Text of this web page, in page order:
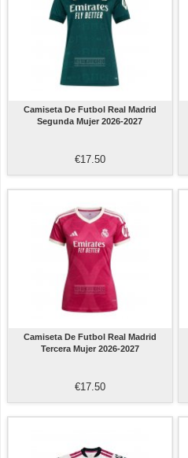
Camiseta De Futbol Real Madrid
Segunda Mujer 2026-2027
€17.50
Camiseta De Futbol Real Madrid
Tercera Mujer 2026-2027
€17.50